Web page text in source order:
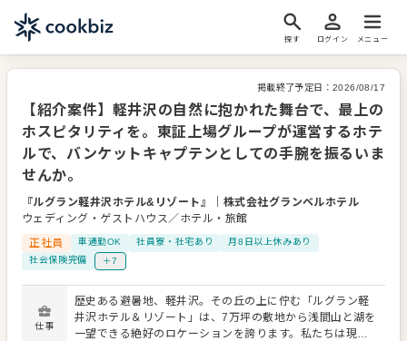
探す ログイン メニュー
掲載終了予定日： 2026/08/17
【紹介案件】軽井沢の自然に抱かれた舞台で、最上の
ホスピタリティを。東証上場グループが運営するホテ
ルで、バンケットキャプテンとしての手腕を振るいま
せんか。
『ルグラン軽井沢ホテル&リゾート』
株式会社グランベルホテル
ウェディング・ゲストハウス／ホテル・旅館
正社員
車通勤OK 社員寮・社宅あり
月8日以上休みあり
社会保険完備
＋7
仕事
歴史ある避暑地、軽井沢。その丘の上に佇む「ルグラン軽
井沢ホテル＆リゾート」は、7万坪の敷地から浅間山と湖を
一望できる絶好のロケーションを誇ります。私たちは現